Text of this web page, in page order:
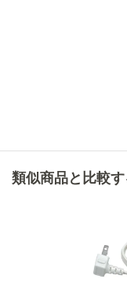
類似商品と比較す